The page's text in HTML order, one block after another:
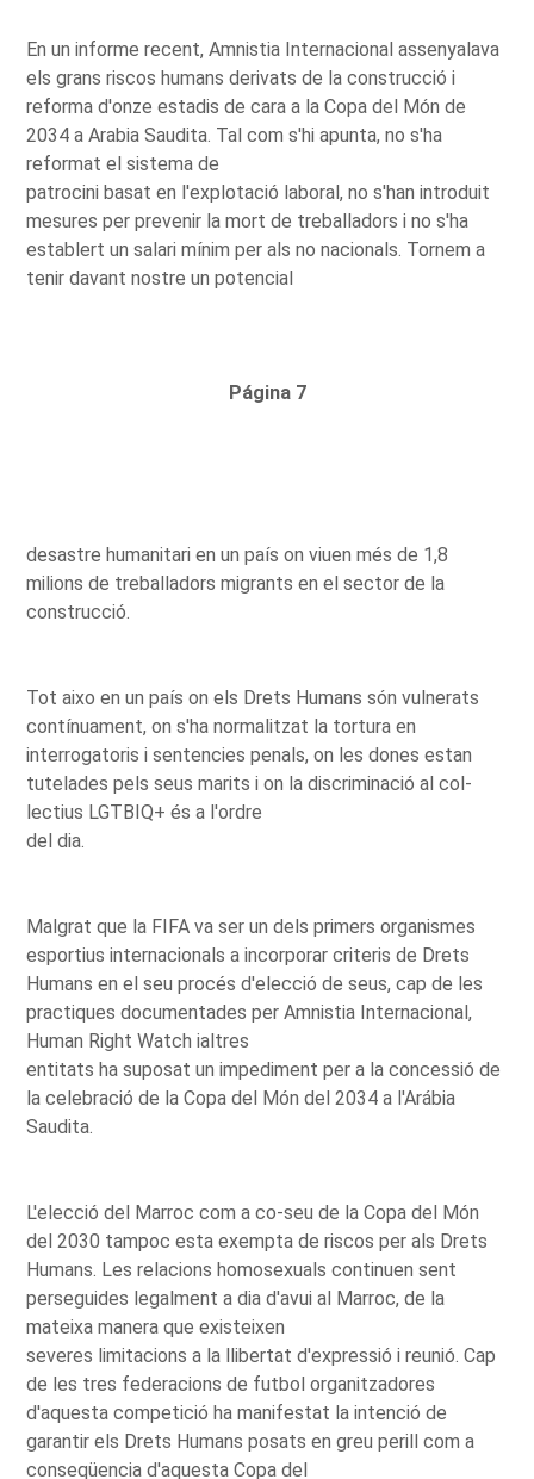
En un informe recent, Amnistia Internacional assenyalava
els grans riscos humans derivats de la construcció i
reforma d'onze estadis de cara a la Copa del Món de
2034 a Arabia Saudita. Tal com s'hi apunta, no s'ha
reformat el sistema de
patrocini basat en l'explotació laboral, no s'han introduit
mesures per prevenir la mort de treballadors i no s'ha
establert un salari mínim per als no nacionals. Tornem a
tenir davant nostre un potencial
Página 7
desastre humanitari en un país on viuen més de 1,8
milions de treballadors migrants en el sector de la
construcció.
Tot aixo en un país on els Drets Humans són vulnerats
contínuament, on s'ha normalitzat la tortura en
interrogatoris i sentencies penals, on les dones estan
tutelades pels seus marits i on la discriminació al col-
lectius LGTBIQ+ és a l'ordre
del dia.
Malgrat que la FIFA va ser un dels primers organismes
esportius internacionals a incorporar criteris de Drets
Humans en el seu procés d'elecció de seus, cap de les
practiques documentades per Amnistia Internacional,
Human Right Watch ialtres
entitats ha suposat un impediment per a la concessió de
la celebració de la Copa del Món del 2034 a l'Arábia
Saudita.
L'elecció del Marroc com a co-seu de la Copa del Món
del 2030 tampoc esta exempta de riscos per als Drets
Humans. Les relacions homosexuals continuen sent
perseguides legalment a dia d'avui al Marroc, de la
mateixa manera que existeixen
severes limitacions a la llibertat d'expressió i reunió. Cap
de les tres federacions de futbol organitzadores
d'aquesta competició ha manifestat la intenció de
garantir els Drets Humans posats en greu perill com a
conseqüencia d'aquesta Copa del